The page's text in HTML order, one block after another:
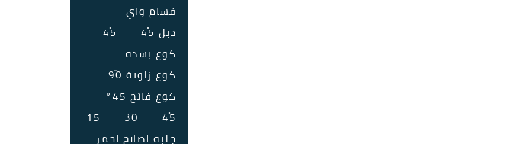
قسام واي
دبل 45ْ
45ْ
كوع بسدة
كوع زاوية 90ْ
كوع فاتح 45°
45ْ
30
15
جلبة اصلاح احمر